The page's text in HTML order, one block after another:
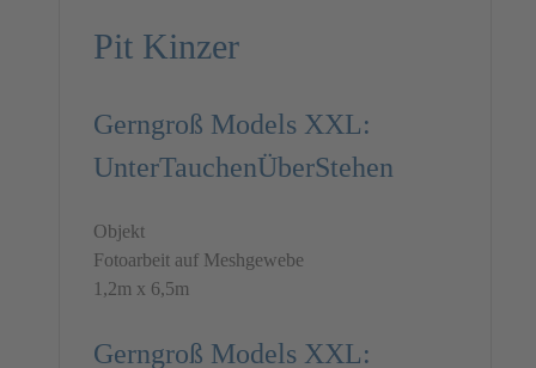
Pit Kinzer
Gerngroß Models XXL:
UnterTauchenÜberStehen
Objekt
Fotoarbeit auf Meshgewebe
1,2m x 6,5m
Gerngroß Models XXL: